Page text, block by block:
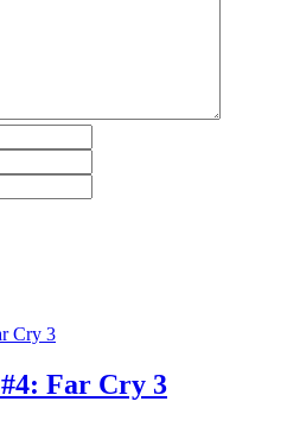
#4: Far Cry 3